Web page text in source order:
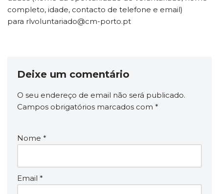
completo, idade, contacto de telefone e email)
para rlvoluntariado@cm-porto.pt
Deixe um comentário
O seu endereço de email não será publicado.
Campos obrigatórios marcados com *
Nome *
Email *